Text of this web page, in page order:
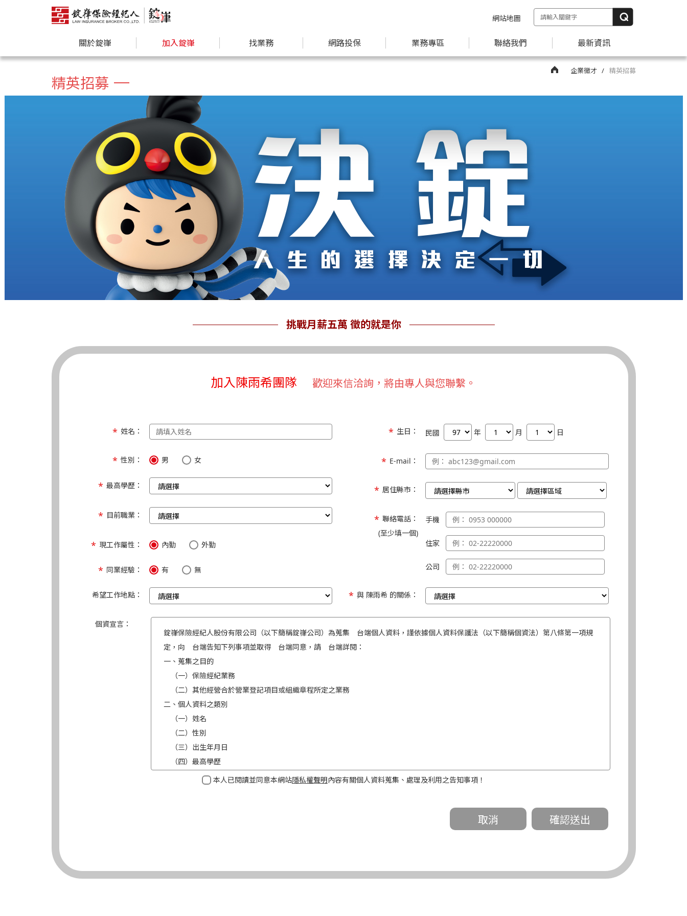
網站地圖
關於錠嵂 加入錠嵂 找業務 網路投保 業務專區 聯絡我們 最新資訊
企業徵才 精英招募
精英招募
挑戰月薪五萬 徵的就是你
加入陳雨希團隊 歡迎來信洽詢，將由專人與您聯繫。
姓名：
性別： 男 女
最高學歷：
目前職業：
現工作屬性： 內勤 外勤
同業經驗： 有 無
希望工作地點：
生日： 民國 年 月 日
E-mail：
居住縣市：
聯絡電話：
(至少填一個)
手機
住家
公司
與 陳雨希 的關係：
個資宣言：
錠嵂保險經紀人股份有限公司（以下簡稱錠嵂公司）為蒐集 台端個人資料，謹依據個人資料保護法（以下簡稱個資法）第八條第一項規
定，向 台端告知下列事項並取得 台端同意，請 台端詳閱：
一、蒐集之目的
（一）保險經紀業務
（二）其他經營合於營業登記項目或組織章程所定之業務
二、個人資料之類別
（一）姓名
（二）性別
（三）出生年月日
（四）最高學歷
（五）目前職業及工作屬性
本人已閱讀並同意本網站隱私權聲明內容有關個人資料蒐集、處理及利用之告知事項！